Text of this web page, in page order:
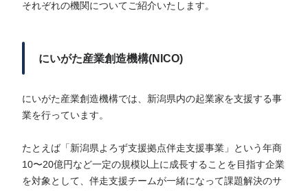
それぞれの機関についてご紹介いたします。
にいがた産業創造機構(NICO)
にいがた産業創造機構では、新潟県内の起業家を支援する事
業を行っています。
たとえば「新潟県よろず支援拠点伴走支援事業」という年商
10〜20億円など一定の規模以上に成長することを目指す企業
を対象として、伴走支援チームが一緒になって課題解決のサ